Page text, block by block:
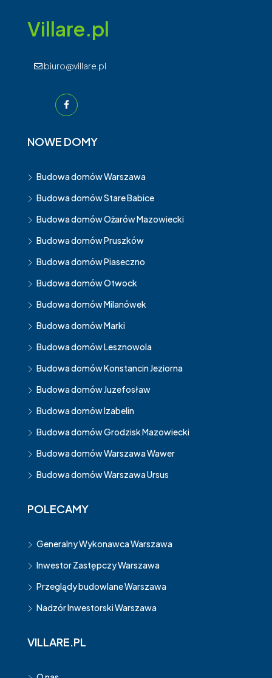
Villare.pl
biuro@villare.pl
NOWE DOMY
Budowa domów Warszawa
Budowa domów Stare Babice
Budowa domów Ożarów Mazowiecki
Budowa domów Pruszków
Budowa domów Piaseczno
Budowa domów Otwock
Budowa domów Milanówek
Budowa domów Marki
Budowa domów Lesznowola
Budowa domów Konstancin Jeziorna
Budowa domów Juzefosław
Budowa domów Izabelin
Budowa domów Grodzisk Mazowiecki
Budowa domów Warszawa Wawer
Budowa domów Warszawa Ursus
POLECAMY
Generalny Wykonawca Warszawa
Inwestor Zastępczy Warszawa
Przeglądy budowlane Warszawa
Nadzór Inwestorski Warszawa
VILLARE.PL